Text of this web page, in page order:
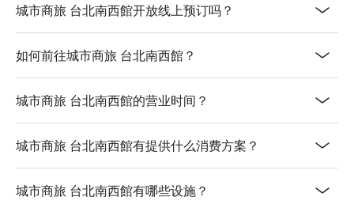
城市商旅 台北南西館开放线上预订吗？
如何前往城市商旅 台北南西館？
城市商旅 台北南西館的营业时间？
城市商旅 台北南西館有提供什么消费方案？
城市商旅 台北南西館有哪些设施？